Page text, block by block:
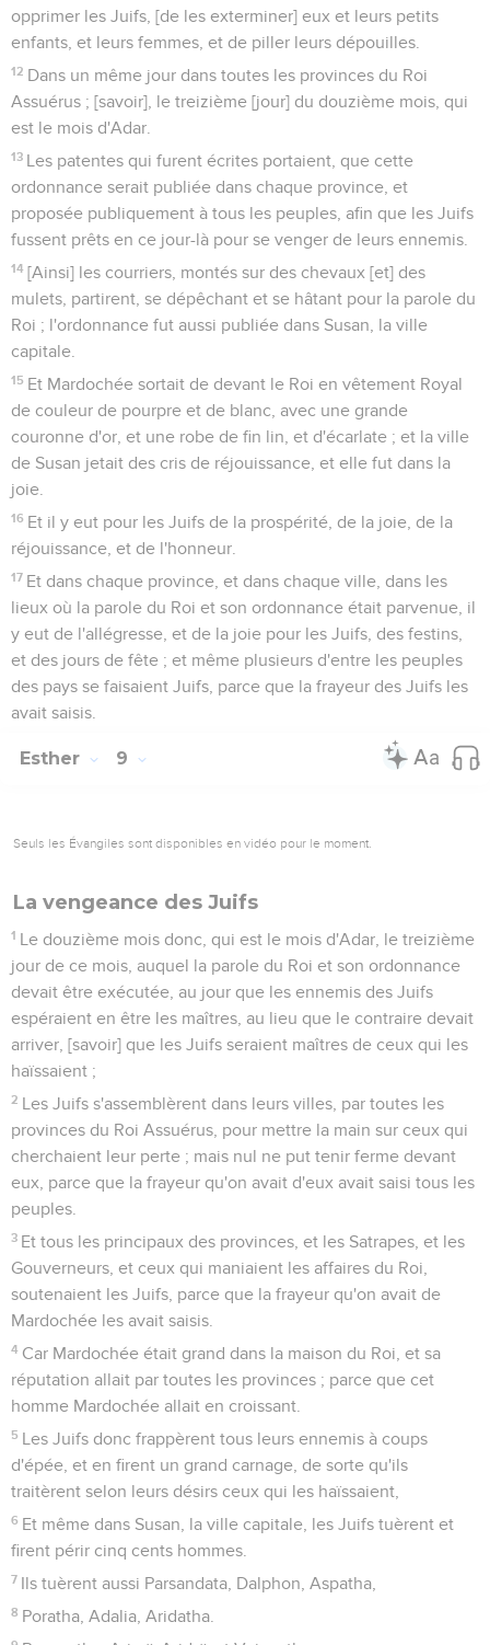
opprimer les Juifs, [de les exterminer] eux et leurs petits
enfants, et leurs femmes, et de piller leurs dépouilles.
12 Dans un même jour dans toutes les provinces du Roi
Assuérus ; [savoir], le treizième [jour] du douzième mois, qui
est le mois d'Adar.
13 Les patentes qui furent écrites portaient, que cette
ordonnance serait publiée dans chaque province, et
proposée publiquement à tous les peuples, afin que les Juifs
fussent prêts en ce jour-là pour se venger de leurs ennemis.
14 [Ainsi] les courriers, montés sur des chevaux [et] des
mulets, partirent, se dépêchant et se hâtant pour la parole du
Roi ; l'ordonnance fut aussi publiée dans Susan, la ville
capitale.
15 Et Mardochée sortait de devant le Roi en vêtement Royal
de couleur de pourpre et de blanc, avec une grande
couronne d'or, et une robe de fin lin, et d'écarlate ; et la ville
de Susan jetait des cris de réjouissance, et elle fut dans la
joie.
16 Et il y eut pour les Juifs de la prospérité, de la joie, de la
réjouissance, et de l'honneur.
17 Et dans chaque province, et dans chaque ville, dans les
lieux où la parole du Roi et son ordonnance était parvenue, il
y eut de l'allégresse, et de la joie pour les Juifs, des festins,
et des jours de fête ; et même plusieurs d'entre les peuples
des pays se faisaient Juifs, parce que la frayeur des Juifs les
avait saisis.
Esther 9
Seuls les Évangiles sont disponibles en vidéo pour le moment.
La vengeance des Juifs
1 Le douzième mois donc, qui est le mois d'Adar, le treizième
jour de ce mois, auquel la parole du Roi et son ordonnance
devait être exécutée, au jour que les ennemis des Juifs
espéraient en être les maîtres, au lieu que le contraire devait
arriver, [savoir] que les Juifs seraient maîtres de ceux qui les
haïssaient ;
2 Les Juifs s'assemblèrent dans leurs villes, par toutes les
provinces du Roi Assuérus, pour mettre la main sur ceux qui
cherchaient leur perte ; mais nul ne put tenir ferme devant
eux, parce que la frayeur qu'on avait d'eux avait saisi tous les
peuples.
3 Et tous les principaux des provinces, et les Satrapes, et les
Gouverneurs, et ceux qui maniaient les affaires du Roi,
soutenaient les Juifs, parce que la frayeur qu'on avait de
Mardochée les avait saisis.
4 Car Mardochée était grand dans la maison du Roi, et sa
réputation allait par toutes les provinces ; parce que cet
homme Mardochée allait en croissant.
5 Les Juifs donc frappèrent tous leurs ennemis à coups
d'épée, et en firent un grand carnage, de sorte qu'ils
traitèrent selon leurs désirs ceux qui les haïssaient,
6 Et même dans Susan, la ville capitale, les Juifs tuèrent et
firent périr cinq cents hommes.
7 Ils tuèrent aussi Parsandata, Dalphon, Aspatha,
8 Poratha, Adalia, Aridatha.